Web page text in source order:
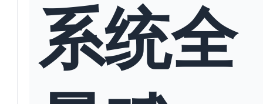
系统全